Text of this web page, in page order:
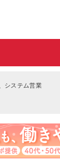
システム営業